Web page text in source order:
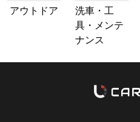
アウトドア
洗車・工
具・メンテ
ナンス